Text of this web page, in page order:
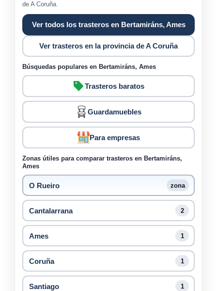
de A Coruña.
Ver todos los trasteros en Bertamiráns, Ames
Ver trasteros en la provincia de A Coruña
Búsquedas populares en Bertamiráns, Ames
Trasteros baratos
Guardamuebles
Para empresas
Zonas útiles para comparar trasteros en Bertamiráns,
Ames
O Rueiro zona
Cantalarrana 2
Ames 1
Coruña 1
Santiago 1